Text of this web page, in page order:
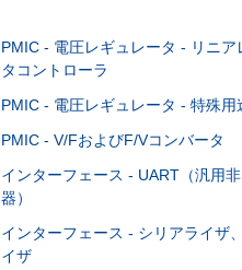
PMIC - 電圧レギュレータ - リニア
タコントローラ
PMIC - 電圧レギュレータ - 特殊用
PMIC - V/FおよびF/Vコンバータ
インターフェース - UART（汎用
器）
インターフェース - シリアライザ
イザ